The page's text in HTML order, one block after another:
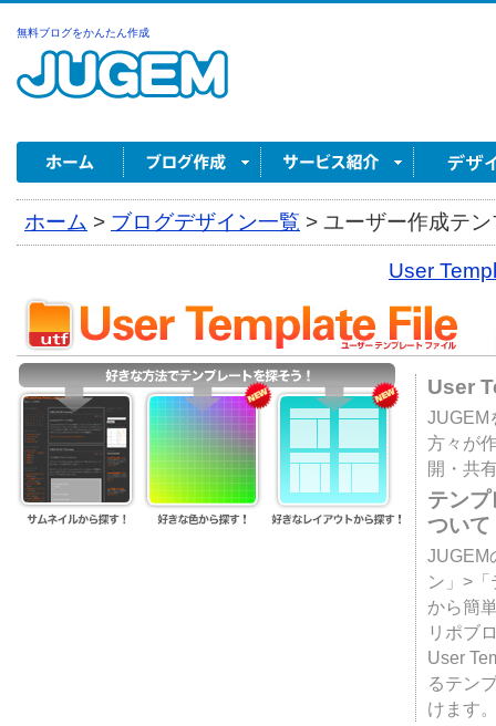
無料ブログをかんたん作成
ホーム > ブログデザイン一覧 > ユーザー作成テ
User
User
JUGEM
方々が
開・共
テン
ついて
JUGEM
ン」>
から簡
リポブ
User
るテン
けます